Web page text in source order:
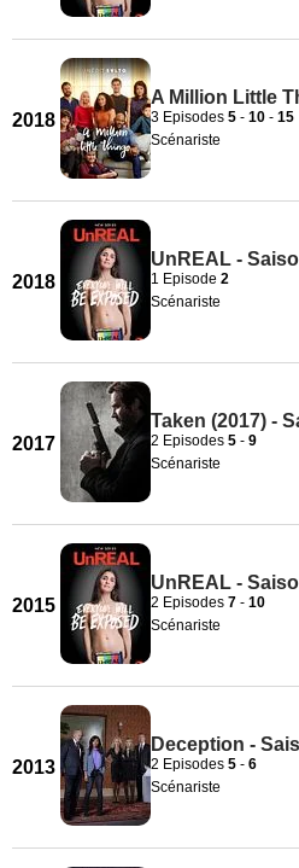
2018
A Million Little
3 Episodes 5 - 10 - 15
Scénariste
2018
UnREAL -
1 Episode 2
Scénariste
2017
Taken (2017) -
2 Episodes 5 - 9
Scénariste
2015
UnREAL -
2 Episodes 7 - 10
Scénariste
2013
Deception -
2 Episodes 5 - 6
Scénariste